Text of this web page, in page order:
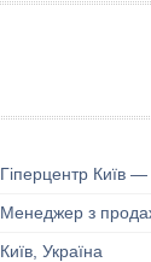
Гіперцентр Київ —
Менеджер з
Київ, Україна